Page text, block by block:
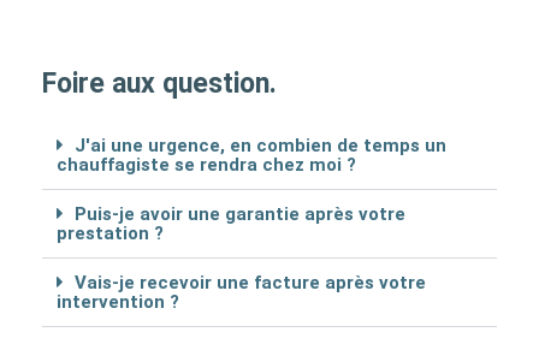
Foire aux question.
J'ai une urgence, en combien de temps un
chauffagiste se rendra chez moi ?
Puis-je avoir une garantie après votre
prestation ?
Vais-je recevoir une facture après votre
intervention ?